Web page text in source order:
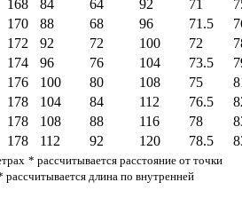
168 84 64 92 71
170 88 68 96 71.5
172 92 72 100 72
174 96 76 104 73.5
176 100 80 108 75
178 104 84 112 76.5
178 108 88 116 78
178 112 92 120 78.5
* рассчитывается расстояние от точки
рассчитывается длина по внутренней